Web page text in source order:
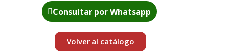
Consultar por Whatsapp
Volver al catálogo